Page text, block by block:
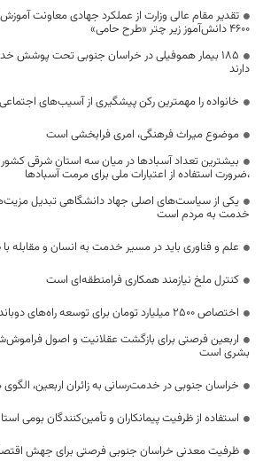
تقدیر مقام عالی وزارت از عملکرد جهادی معاونت
۴۶۰۰ دانش‌آموز زیر چتر «طرح حامی»
۱۸۵ بیمار هموفیلی در خراسان جنوبی تحت پوشش
دارند
خانواده را مهمترین رکن پیشگیری از آسیب‌های اجتماعی
موضوع میراث فرهنگی، امری فرابخشی است
بیشترین تعداد آسبادها در میان سه استان شرقی
،ضرورت استفاده از اعتبارات ملی برای مرمت آسبادها
یکی از سیاست‌های اصلی جهاد دانشگاهی تبدیل
خدمت به مردم است
علم و فناوری باید در مسیر خدمت به انسان و مقابله
کنترل ملخ نیازمند همکاری فرامنطقه‌ای است
اختصاص 2500 میلیارد تومان برای توسعه راه‌های دوبانده خراسان جنوبی
اربعین فرصتی برای بازگشت عقلانیت و اصول
بشری است
خراسان جنوبی در خدمت‌رسانی به زائران اربعین،
استفاده از ظرفیت پیمانکاران و تأمین‌کنندگان بومی
ظرفیت معدنی خراسان جنوبی فرصتی برای جهش